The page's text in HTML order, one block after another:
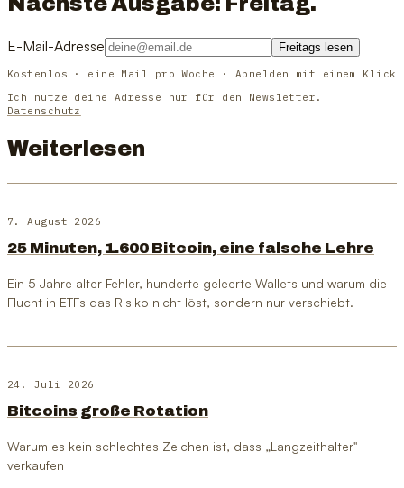
E-Mail-Adresse Freitags lesen
Kostenlos · eine Mail pro Woche · Abmelden mit einem Klick
Ich nutze deine Adresse nur für den Newsletter.
Datenschutz
Weiterlesen
7. August 2026
25 Minuten, 1.600 Bitcoin, eine falsche Lehre
Ein 5 Jahre alter Fehler, hunderte geleerte Wallets und warum die
Flucht in ETFs das Risiko nicht löst, sondern nur verschiebt.
24. Juli 2026
Bitcoins große Rotation
Warum es kein schlechtes Zeichen ist, dass „Langzeithalter"
verkaufen